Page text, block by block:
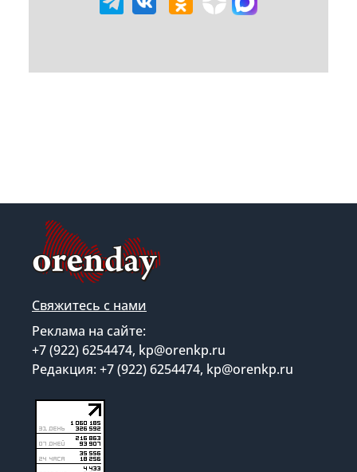
Свяжитесь с нами
Реклама на сайте:
+7 (922) 6254474, kp@orenkp.ru
Редакция: +7 (922) 6254474, kp@orenkp.ru